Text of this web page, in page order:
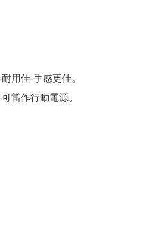
用佳-手感更佳。
當作行動電源。